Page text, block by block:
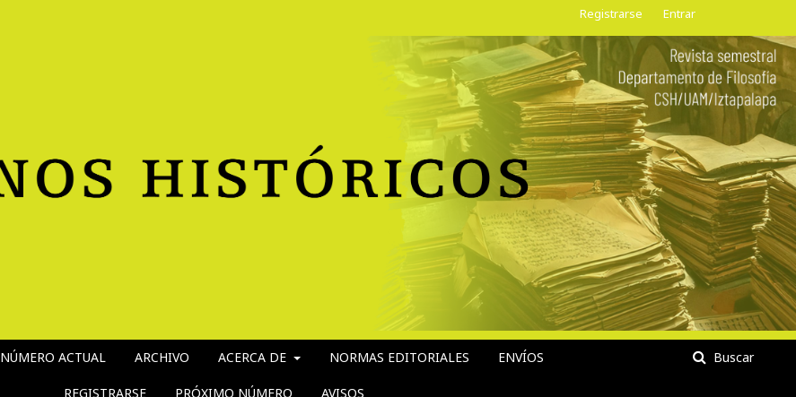
NÚMERO ACTUAL ARCHIVO ACERCA DE NORMAS EDITORIALES ENVÍOS
REGISTRARSE PRÓXIMO NÚMERO AVISOS
Buscar
Registrarse Entrar